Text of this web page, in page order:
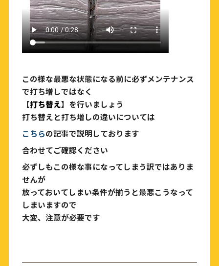
この様な最悪な状態になる前に必ずメンテナンス
で打ち増しではなく
【打ち替え】を行いましょう
打ち替えと打ち増しの違いについては
こちらの記事で説明しております
合わせてご確認ください
必ずしもこの様な事になってしまう訳ではありま
せんが
放っておいてしまい条件が揃うと最悪こうなって
しまいますので
大変、注意が必要です